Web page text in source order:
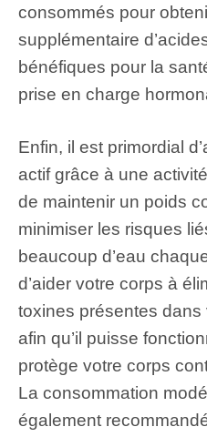
consommés pour
supplémentaire
bénéfiques pour la
prise en charge
Enfin, il est primordial
actif grâce à une
de maintenir un poids
minimiser les risques
beaucoup d’eau
d’aider votre corps à
toxines présentes
afin qu’il puisse
protège votre corps
La consommation
également